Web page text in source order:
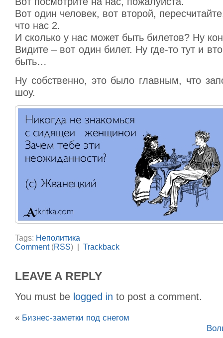
Вот один человек, вот второй,
что нас 2.
И сколько у нас может быть билетов? Ну
Видите – вот один билет. Ну где-то тут и
быть…
Ну собственно, это было главным, что
шоу.
Tags: Неполитика
Comment(RSS) | Trackback
LEAVE A REPLY
You must be logged in to post a comment.
« Бизнес-заметки под снегом